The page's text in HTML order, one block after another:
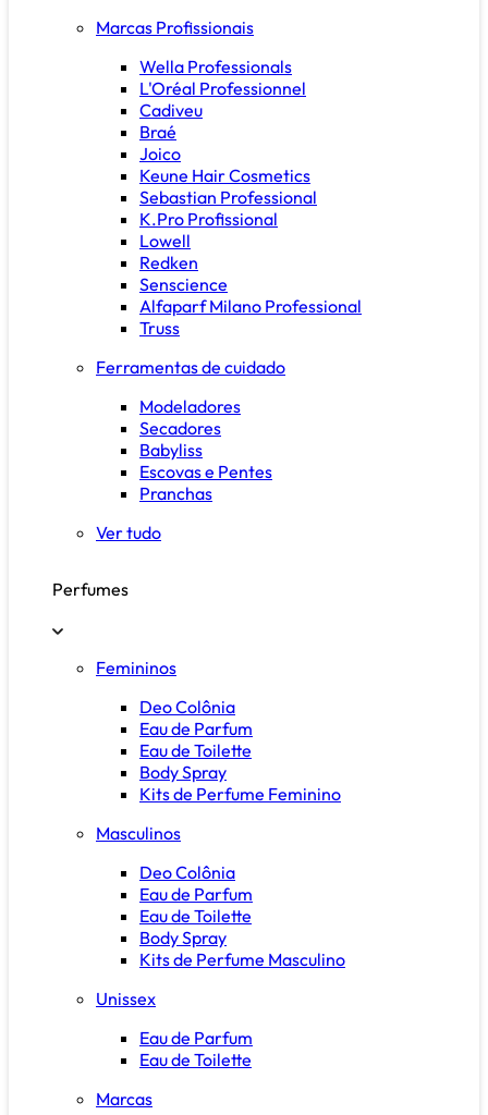
Marcas Profissionais
Wella Professionals
L'Oréal Professionnel
Cadiveu
Braé
Joico
Keune Hair Cosmetics
Sebastian Professional
K.Pro Profissional
Lowell
Redken
Senscience
Alfaparf Milano Professional
Truss
Ferramentas de cuidado
Modeladores
Secadores
Babyliss
Escovas e Pentes
Pranchas
Ver tudo
Perfumes
Femininos
Deo Colônia
Eau de Parfum
Eau de Toilette
Body Spray
Kits de Perfume Feminino
Masculinos
Deo Colônia
Eau de Parfum
Eau de Toilette
Body Spray
Kits de Perfume Masculino
Unissex
Eau de Parfum
Eau de Toilette
Marcas